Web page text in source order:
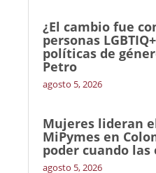
¿El cambio fue
personas
políticas de
Petro
agosto 5, 2026
Mujeres lideran
MiPymes en
poder cuando las
agosto 5, 2026